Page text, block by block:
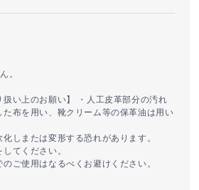
。
扱い上のお願い】 ・人工皮革部分の汚れ
布を用い、靴クリーム等の保革油は用い
しまたは変形する恐れがあります。
てください。
ご使用はなるべくお避けください。